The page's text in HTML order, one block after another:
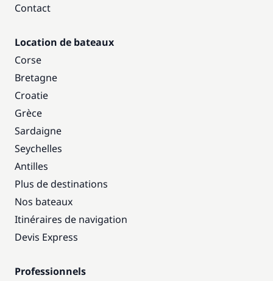
Contact
Location de bateaux
Corse
Bretagne
Croatie
Grèce
Sardaigne
Seychelles
Antilles
Plus de destinations
Nos bateaux
Itinéraires de navigation
Devis Express
Professionnels